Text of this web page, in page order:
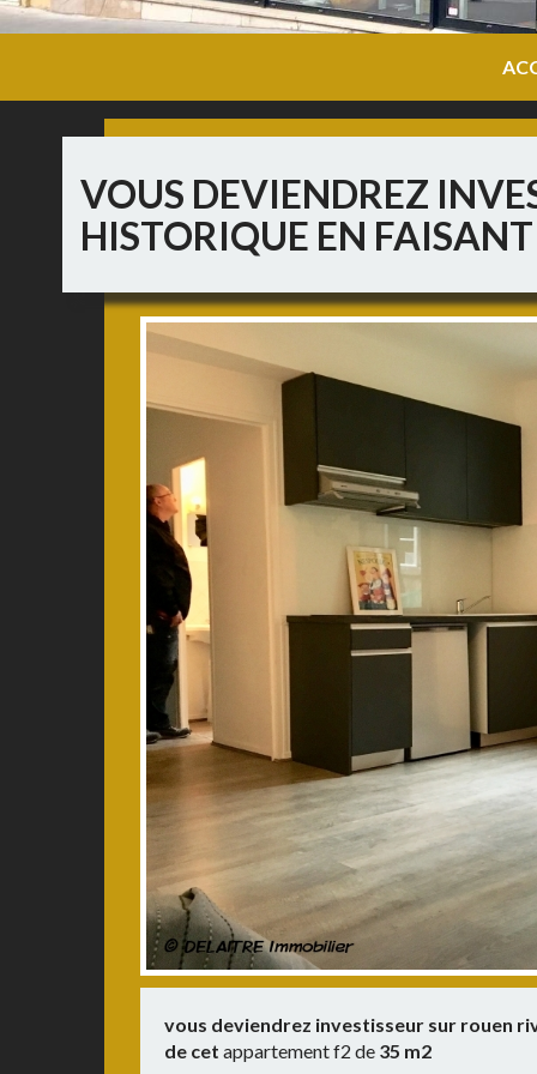
VOUS DEVIENDREZ
HISTORIQUE EN
vous deviendrez investisseur sur rouen
de cet appartement f2 de 35 m2